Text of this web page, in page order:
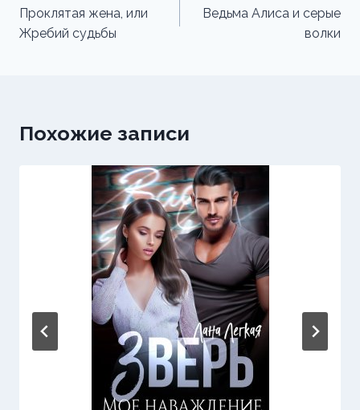
по
записям
Проклятая жена, или
Жребий судьбы
Ведьма Алиса и серые
волки
Похожие записи